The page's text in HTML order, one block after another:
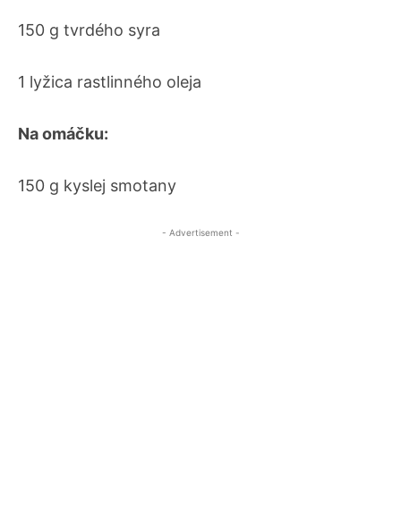
150 g tvrdého syra
1 lyžica rastlinného oleja
Na omáčku:
150 g kyslej smotany
- Advertisement -